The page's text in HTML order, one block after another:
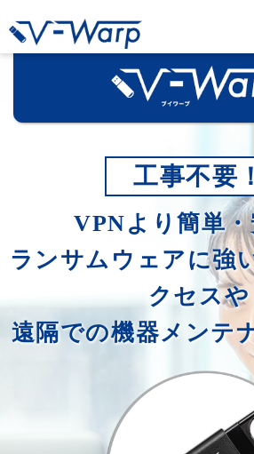
工事不要！
VPNより簡単
ランサムウェアに強
クセスや
遠隔での機器メンテ